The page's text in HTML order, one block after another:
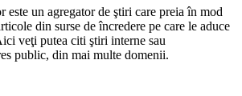
este un agregator de ştiri care preia în mod
din surse de încredere pe care le aduce
veţi putea citi ştiri interne sau
public, din mai multe domenii.